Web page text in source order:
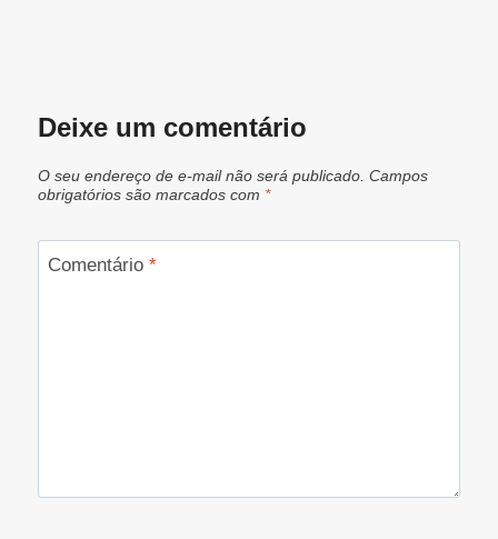
Deixe um comentário
O seu endereço de e-mail não será publicado. Campos
obrigatórios são marcados com *
Comentário *